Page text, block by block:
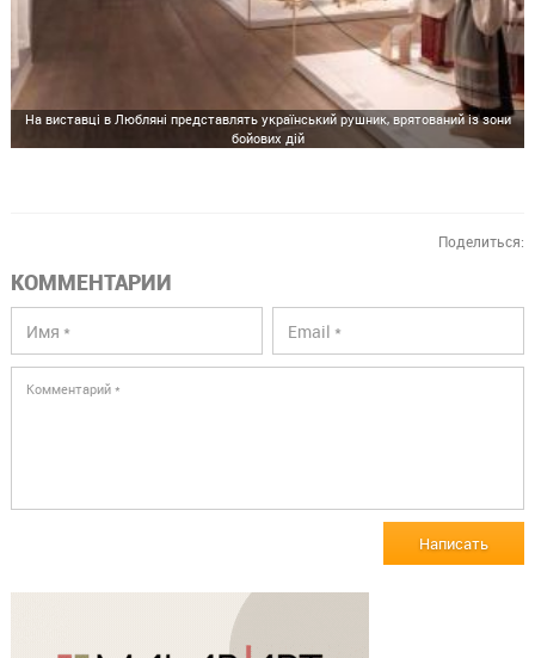
На виставці в Любляні представлять український рушник, врятований із зони
бойових дій
Поделиться:
КОММЕНТАРИИ
Написать